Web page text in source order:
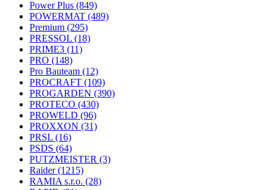
Power Plus (849)
POWERMAT (489)
Premium (295)
PRESSOL (18)
PRIME3 (11)
PRO (148)
Pro Bauteam (12)
PROCRAFT (109)
PROGARDEN (390)
PROTECO (430)
PROWELD (96)
PROXXON (31)
PRSL (16)
PSDS (64)
PUTZMEISTER (3)
Raider(1215)
RAMIA s.r.o. (28)